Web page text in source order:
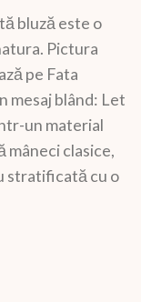
bluză este o
Pictura
pe Fata
mesaj blând: Let
un material
mâneci clasice,
stratificată cu o